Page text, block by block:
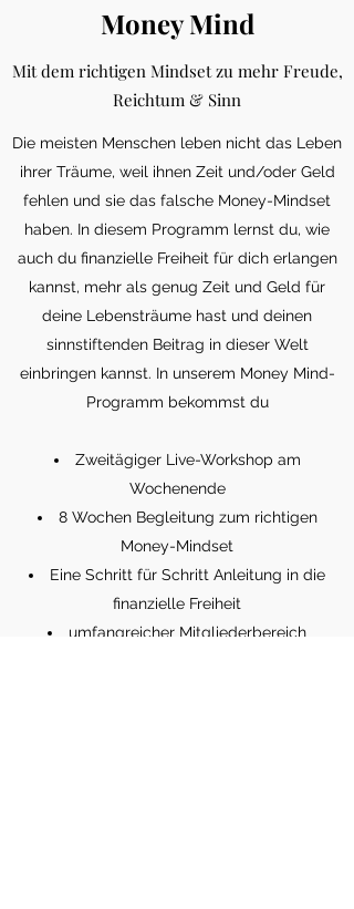
Money Mind
Mit dem richtigen Mindset zu mehr Freude,
Reichtum & Sinn
Die meisten Menschen leben nicht das Leben
ihrer Träume, weil ihnen Zeit und/oder Geld
fehlen und sie das falsche Money-Mindset
haben. In diesem Programm lernst du, wie
auch du finanzielle Freiheit für dich erlangen
kannst, mehr als genug Zeit und Geld für
deine Lebensträume hast und deinen
sinnstiftenden Beitrag in dieser Welt
einbringen kannst. In unserem Money Mind-
Programm bekommst du
Zweitägiger Live-Workshop am
Wochenende
8 Wochen Begleitung zum richtigen
Money-Mindset
Eine Schritt für Schritt Anleitung in die
finanzielle Freiheit
umfangreicher Mitgliederbereich